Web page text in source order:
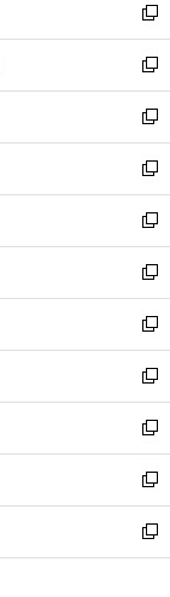
で
開
く
ド
ウ
で
開
く
新
し
い
ウ
ィ
ン
ド
ウ
で
開
く
新
し
い
ウ
ィ
ン
ド
ウ
で
開
く
新
し
い
ウ
ィ
ン
ド
ウ
で
開
く
新
し
い
ウ
ィ
ン
ド
ウ
で
開
く
新
し
い
ウ
ィ
ン
ド
ウ
で
開
く
新
し
い
ウ
ィ
ン
ド
ウ
で
開
く
新
し
い
ウ
ィ
ン
ド
ウ
で
開
新
し
い
ウ
ィ
ン
ド
ウ
新
し
い
ウ
ィ
ン
新
し
い
ウ
新
し